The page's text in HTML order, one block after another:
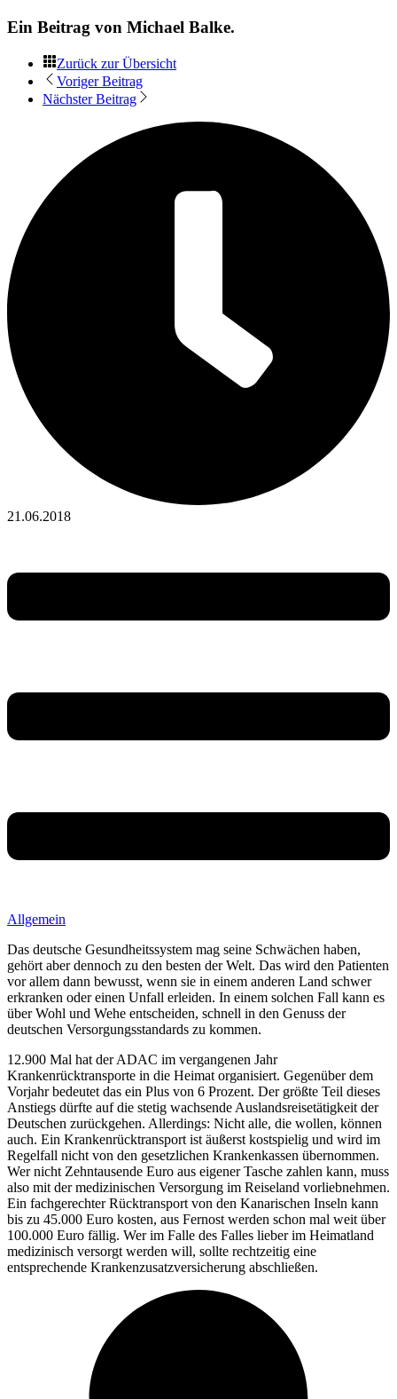
Ein Beitrag von Michael Balke.
Zurück zur Übersicht
Voriger Beitrag
Nächster Beitrag
21.06.2018
Allgemein
Das deutsche Gesundheitssystem mag seine Schwächen haben,
gehört aber dennoch zu den besten der Welt. Das wird den Patienten
vor allem dann bewusst, wenn sie in einem anderen Land schwer
erkranken oder einen Unfall erleiden. In einem solchen Fall kann es
über Wohl und Wehe entscheiden, schnell in den Genuss der
deutschen Versorgungsstandards zu kommen.
12.900 Mal hat der ADAC im vergangenen Jahr
Krankenrücktransporte in die Heimat organisiert. Gegenüber dem
Vorjahr bedeutet das ein Plus von 6 Prozent. Der größte Teil dieses
Anstiegs dürfte auf die stetig wachsende Auslandsreisetätigkeit der
Deutschen zurückgehen. Allerdings: Nicht alle, die wollen, können
auch. Ein Krankenrücktransport ist äußerst kostspielig und wird im
Regelfall nicht von den gesetzlichen Krankenkassen übernommen.
Wer nicht Zehntausende Euro aus eigener Tasche zahlen kann, muss
also mit der medizinischen Versorgung im Reiseland vorliebnehmen.
Ein fachgerechter Rücktransport von den Kanarischen Inseln kann
bis zu 45.000 Euro kosten, aus Fernost werden schon mal weit über
100.000 Euro fällig. Wer im Falle des Falles lieber im Heimatland
medizinisch versorgt werden will, sollte rechtzeitig eine
entsprechende Krankenzusatzversicherung abschließen.